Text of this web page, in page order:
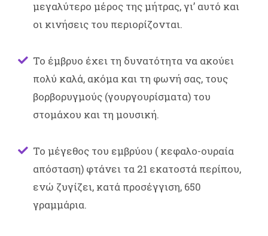
μεγαλύτερο μέρος της μήτρας, γι’ αυτό και
οι κινήσεις του περιορίζονται.
Το έμβρυο έχει τη δυνατότητα να ακούει
πολύ καλά, ακόμα και τη φωνή σας, τους
βορβορυγμούς (γουργουρίσματα) του
στομάχου και τη μουσική.
Το μέγεθος του εμβρύου ( κεφαλο-ουραία
απόσταση) φτάνει τα 21 εκατοστά περίπου,
ενώ ζυγίζει, κατά προσέγγιση, 650
γραμμάρια.